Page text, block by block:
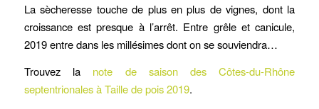
La sècheresse touche de plus en plus de vignes, dont la
croissance est presque à l’arrêt. Entre grêle et canicule,
2019 entre dans les millésimes dont on se souviendra…
Trouvez la note de saison des Côtes-du-Rhône
septentrionales à Taille de pois 2019.